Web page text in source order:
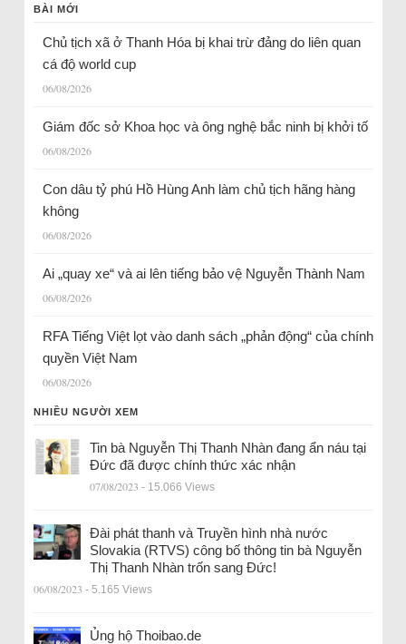
BÀI MỚI
Chủ tịch xã ở Thanh Hóa bị khai trừ đảng do liên quan
cá độ world cup
06/08/2026
Giám đốc sở Khoa học và ông nghệ bắc ninh bị khởi tố
06/08/2026
Con dâu tỷ phú Hồ Hùng Anh làm chủ tịch hãng hàng
không
06/08/2026
Ai „quay xe“ và ai lên tiếng bảo vệ Nguyễn Thành Nam
06/08/2026
RFA Tiếng Việt lọt vào danh sách „phản động“ của chính
quyền Việt Nam
06/08/2026
NHIỀU NGƯỜI XEM
Tin bà Nguyễn Thị Thanh Nhàn đang ẩn náu tại
Đức đã được chính thức xác nhận
07/08/2023 - 15.066 Views
Đài phát thanh và Truyền hình nhà nước
Slovakia (RTVS) công bố thông tin bà Nguyễn
Thị Thanh Nhàn trốn sang Đức!
06/08/2023 - 5.165 Views
Ủng hộ Thoibao.de